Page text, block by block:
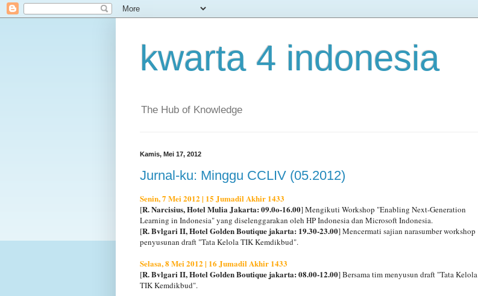
kwarta 4 indonesia
The Hub of Knowledge
Kamis, Mei 17, 2012
Jurnal-ku: Minggu CCLIV (05.2012)
Senin, 7 Mei 2012 | 15 Jumadil Akhir 1433
[R. Narcisius, Hotel Mulia Jakarta: 09.0o-16.00] Mengikuti Workshop "Enabling Next-Generation
Learning in Indonesia" yang diselenggarakan oleh HP Indonesia dan Microsoft Indonesia.
[R. Bvlgari II, Hotel Golden Boutique jakarta: 19.30-23.00] Mencermati sajian narasumber workshop
penyusunan draft "Tata Kelola TIK Kemdikbud".
Selasa, 8 Mei 2012 | 16 Jumadil Akhir 1433
[R. Bvlgari II, Hotel Golden Boutique jakarta: 08.00-12.00] Bersama tim menyusun draft "Tata Kelola
TIK Kemdikbud".